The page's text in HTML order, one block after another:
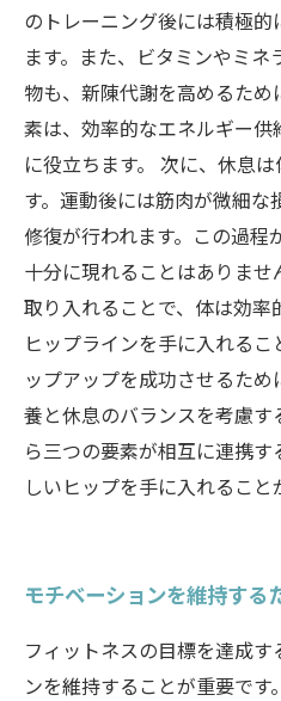
のトレーニング後には積極
ます。また、ビタミンやミ
物も、新陳代謝を高めるた
素は、効率的なエネルギー
に役立ちます。 次に、休息
す。運動後には筋肉が微細な
修復が行われます。この過程
十分に現れることはありま
取り入れることで、体は効
ヒップラインを手に入れる
ップアップを成功させるた
養と休息のバランスを考慮
ら三つの要素が相互に連携
しいヒップを手に入れること
モチベーションを維持する
フィットネスの目標を達成
ンを維持することが重要で